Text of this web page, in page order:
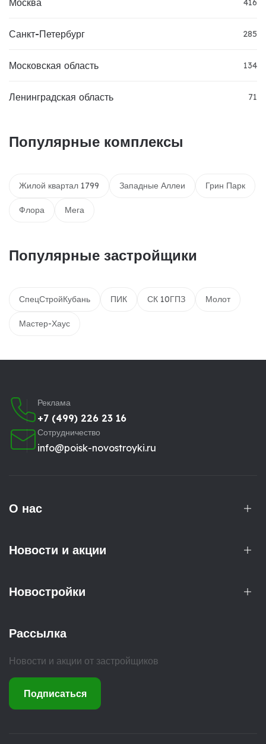
416
Санкт-Петербург 285
Московская область 134
Ленинградская область 71
Популярные комплексы
Жилой квартал 1799 Западные Аллеи Грин Парк
Флора Мега
Популярные застройщики
СпецСтройКубань ПИК СК 10ГПЗ Молот
Мастер-Хаус
Реклама
+7 (499) 226 23 16
Сотрудничество
info@poisk-novostroyki.ru
О нас
Новости и акции
Новостройки
Рассылка
Новости и акции от застройщиков
Подписаться